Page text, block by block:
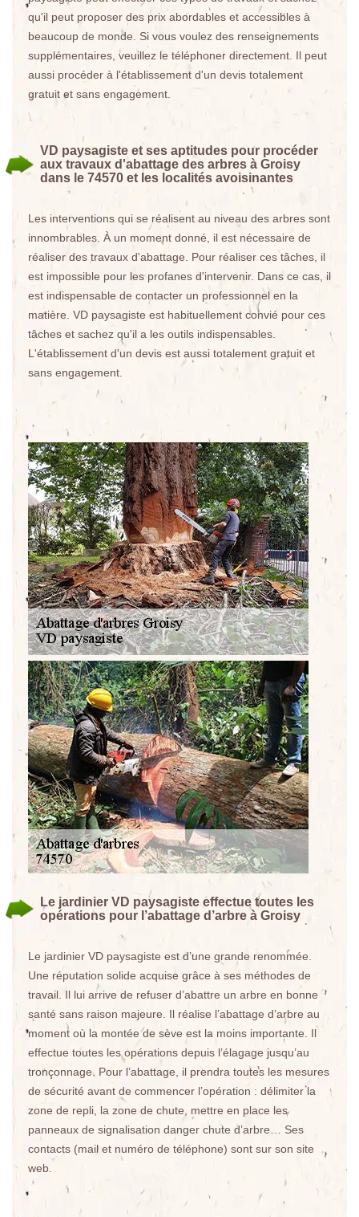
qu'il peut proposer des prix abordables et accessibles à
beaucoup de monde. Si vous voulez des renseignements
supplémentaires, veuillez le téléphoner directement. Il peut
aussi procéder à l'établissement d'un devis totalement
gratuit et sans engagement.
VD paysagiste et ses aptitudes pour procéder
aux travaux d'abattage des arbres à Groisy
dans le 74570 et les localités avoisinantes
Les interventions qui se réalisent au niveau des arbres sont
innombrables. À un moment donné, il est nécessaire de
réaliser des travaux d'abattage. Pour réaliser ces tâches, il
est impossible pour les profanes d'intervenir. Dans ce cas, il
est indispensable de contacter un professionnel en la
matière. VD paysagiste est habituellement convié pour ces
tâches et sachez qu'il a les outils indispensables.
L'établissement d'un devis est aussi totalement gratuit et
sans engagement.
Le jardinier VD paysagiste effectue toutes les
opérations pour l’abattage d’arbre à Groisy
Le jardinier VD paysagiste est d’une grande renommée.
Une réputation solide acquise grâce à ses méthodes de
travail. Il lui arrive de refuser d’abattre un arbre en bonne
santé sans raison majeure. Il réalise l’abattage d’arbre au
moment où la montée de sève est la moins importante. Il
effectue toutes les opérations depuis l’élagage jusqu’au
tronçonnage. Pour l’abattage, il prendra toutes les mesures
de sécurité avant de commencer l’opération : délimiter la
zone de repli, la zone de chute, mettre en place les
panneaux de signalisation danger chute d’arbre… Ses
contacts (mail et numéro de téléphone) sont sur son site
web.